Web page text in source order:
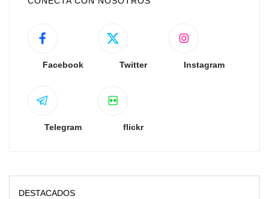
Facebook Twitter Instagram
Telegram flickr
DESTACADOS